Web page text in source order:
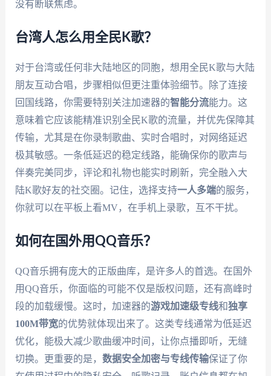
没有断联焦虑。
台湾人怎么用全民K歌？
对于台湾或任何非大陆地区的同胞，想用全民K歌与大陆
朋友互动合唱，步骤相似但更注重体验细节。除了连接
回国线路，你需要特别关注加速器的智能分流能力。这
意味着它应该能精准识别全民K歌的流量，并优先保障其
传输，尤其是在你录制歌曲、实时合唱时，对网络延迟
极其敏感。一条低延迟的稳定线路，能确保你的歌声与
伴奏完美同步，评论和礼物也能实时刷新，完全融入大
陆K歌好友的社交圈。记住，选择支持一人多端的服务，
你就可以在平板上看MV，在手机上录歌，互不干扰。
如何在国外用QQ音乐？
QQ音乐拥有庞大的正版曲库，是许多人的首选。在国外
用QQ音乐，你面临的可能不仅是版权问题，还有高峰时
段的加载缓慢。这时，加速器的游戏加速级专线和独享
100M带宽的优势就体现出来了。这类专线通常为低延迟
优化，能极大减少歌曲缓冲时间，让你点播即听，无缝
切换。更重要的是， 数据安全加密与专线传输保证了你